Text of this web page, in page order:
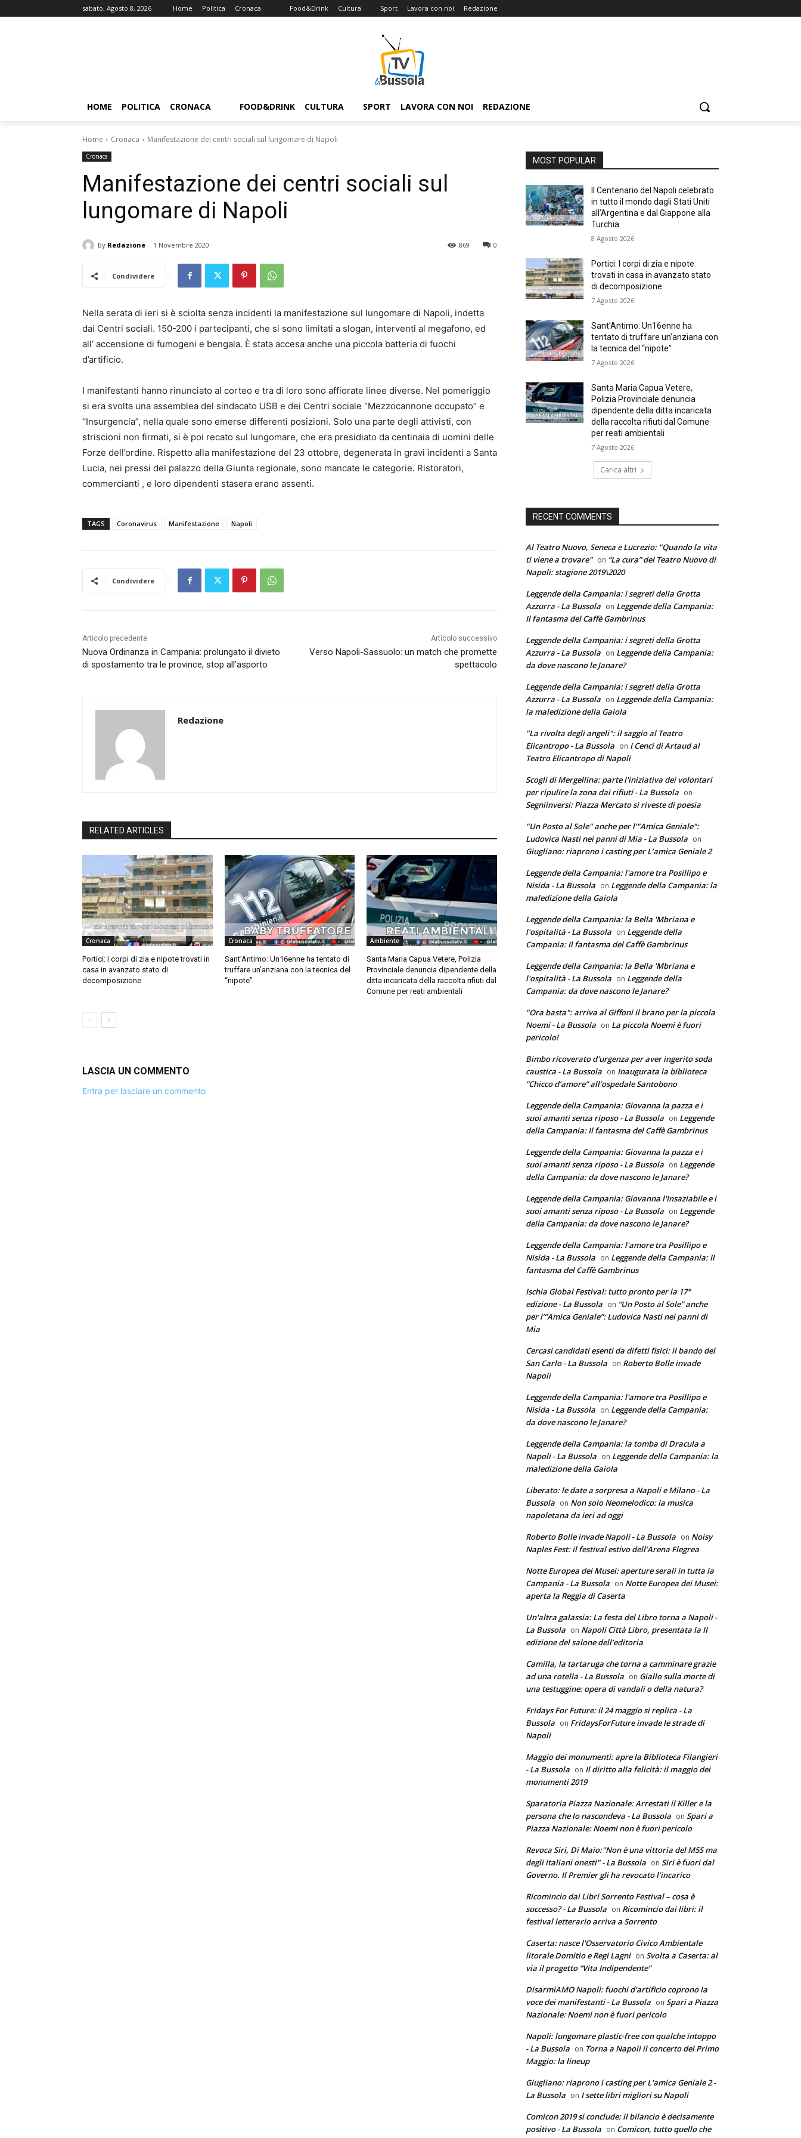
sabato, Agosto 8, 2026 Home Politica Cronaca Food&Drink Cultura Sport Lavora con noi Redazione
HOME POLITICA CRONACA FOOD&DRINK CULTURA SPORT LAVORA CON NOI REDAZIONE
Home Cronaca Manifestazione dei centri sociali sul lungomare di Napoli
Cronaca
Manifestazione dei centri sociali sul
lungomare di Napoli
By Redazione 1 Novembre 2020 0
869
Condividere
Nella serata di ieri si è sciolta senza incidenti la manifestazione sul lungomare di Napoli, indetta
dai Centri sociali. 150-200 i partecipanti, che si sono limitati a slogan, interventi al megafono, ed
all’ accensione di fumogeni e bengala. È stata accesa anche una piccola batteria di fuochi
d’artificio.
I manifestanti hanno rinunciato al corteo e tra di loro sono affiorate linee diverse. Nel pomeriggio
si era svolta una assemblea del sindacato USB e dei Centri sociale “Mezzocannone occupato” e
“Insurgencia”, nella quale sono emerse differenti posizioni. Solo una parte degli attivisti, con
striscioni non firmati, si è poi recato sul lungomare, che era presidiato da centinaia di uomini delle
Forze dell’ordine. Rispetto alla manifestazione del 23 ottobre, degenerata in gravi incidenti a Santa
Lucia, nei pressi del palazzo della Giunta regionale, sono mancate le categorie. Ristoratori,
commercianti , e loro dipendenti stasera erano assenti.
TAGS Coronavirus Manifestazione Napoli
Condividere
Articolo precedente
Nuova Ordinanza in Campania: prolungato il divieto
di spostamento tra le province, stop all’asporto
Articolo successivo
Verso Napoli-Sassuolo: un match che promette
spettacolo
Redazione
RELATED ARTICLES
Cronaca
Portici: I corpi di zia e nipote trovati in
casa in avanzato stato di
decomposizione
Cronaca
Sant’Antimo: Un16enne ha tentato di
truffare un’anziana con la tecnica del
“nipote”
Ambiente
Santa Maria Capua Vetere, Polizia
Provinciale denuncia dipendente della
ditta incaricata della raccolta rifiuti dal
Comune per reati ambientali
LASCIA UN COMMENTO
Entra per lasciare un commento
MOST POPULAR
Il Centenario del Napoli celebrato
in tutto il mondo dagli Stati Uniti
all’Argentina e dal Giappone alla
Turchia
8 Agosto 2026
Portici: I corpi di zia e nipote
trovati in casa in avanzato stato
di decomposizione
7 Agosto 2026
Sant’Antimo: Un16enne ha
tentato di truffare un’anziana con
la tecnica del “nipote”
7 Agosto 2026
Santa Maria Capua Vetere,
Polizia Provinciale denuncia
dipendente della ditta incaricata
della raccolta rifiuti dal Comune
per reati ambientali
7 Agosto 2026
Carica altri
RECENT COMMENTS
Al Teatro Nuovo, Seneca e Lucrezio: "Quando la vita
ti viene a trovare" on “La cura” del Teatro Nuovo di
Napoli: stagione 2019\2020
Leggende della Campania: i segreti della Grotta
Azzurra - La Bussola on Leggende della Campania:
Il fantasma del Caffè Gambrinus
Leggende della Campania: i segreti della Grotta
Azzurra - La Bussola on Leggende della Campania:
da dove nascono le Janare?
Leggende della Campania: i segreti della Grotta
Azzurra - La Bussola on Leggende della Campania:
la maledizione della Gaiola
"La rivolta degli angeli": il saggio al Teatro
Elicantropo - La Bussola on I Cenci di Artaud al
Teatro Elicantropo di Napoli
Scogli di Mergellina: parte l'iniziativa dei volontari
per ripulire la zona dai rifiuti - La Bussola on
Segniinversi: Piazza Mercato si riveste di poesia
"Un Posto al Sole" anche per l’"Amica Geniale":
Ludovica Nasti nei panni di Mia - La Bussola on
Giugliano: riaprono i casting per L’amica Geniale 2
Leggende della Campania: l'amore tra Posillipo e
Nisida - La Bussola on Leggende della Campania: la
maledizione della Gaiola
Leggende della Campania: la Bella 'Mbriana e
l'ospitalità - La Bussola on Leggende della
Campania: Il fantasma del Caffè Gambrinus
Leggende della Campania: la Bella 'Mbriana e
l'ospitalità - La Bussola on Leggende della
Campania: da dove nascono le Janare?
"Ora basta": arriva al Giffoni il brano per la piccola
Noemi - La Bussola on La piccola Noemi è fuori
pericolo!
Bimbo ricoverato d'urgenza per aver ingerito soda
caustica - La Bussola on Inaugurata la biblioteca
“Chicco d’amore” all’ospedale Santobono
Leggende della Campania: Giovanna la pazza e i
suoi amanti senza riposo - La Bussola on Leggende
della Campania: Il fantasma del Caffè Gambrinus
Leggende della Campania: Giovanna la pazza e i
suoi amanti senza riposo - La Bussola on Leggende
della Campania: da dove nascono le Janare?
Leggende della Campania: Giovanna l'Insaziabile e i
suoi amanti senza riposo - La Bussola on Leggende
della Campania: da dove nascono le Janare?
Leggende della Campania: l'amore tra Posillipo e
Nisida - La Bussola on Leggende della Campania: Il
fantasma del Caffè Gambrinus
Ischia Global Festival: tutto pronto per la 17°
edizione - La Bussola on “Un Posto al Sole” anche
per l’”Amica Geniale”: Ludovica Nasti nei panni di
Mia
Cercasi candidati esenti da difetti fisici: il bando del
San Carlo - La Bussola on Roberto Bolle invade
Napoli
Leggende della Campania: l'amore tra Posillipo e
Nisida - La Bussola on Leggende della Campania:
da dove nascono le Janare?
Leggende della Campania: la tomba di Dracula a
Napoli - La Bussola on Leggende della Campania: la
maledizione della Gaiola
Liberato: le date a sorpresa a Napoli e Milano - La
Bussola on Non solo Neomelodico: la musica
napoletana da ieri ad oggi
Roberto Bolle invade Napoli - La Bussola on Noisy
Naples Fest: il festival estivo dell’Arena Flegrea
Notte Europea dei Musei: aperture serali in tutta la
Campania - La Bussola on Notte Europea dei Musei:
aperta la Reggia di Caserta
Un'altra galassia: La festa del Libro torna a Napoli -
La Bussola on Napoli Città Libro, presentata la II
edizione del salone dell’editoria
Camilla, la tartaruga che torna a camminare grazie
ad una rotella - La Bussola on Giallo sulla morte di
una testuggine: opera di vandali o della natura?
Fridays For Future: il 24 maggio si replica - La
Bussola on FridaysForFuture invade le strade di
Napoli
Maggio dei monumenti: apre la Biblioteca Filangieri
- La Bussola on Il diritto alla felicità: il maggio dei
monumenti 2019
Sparatoria Piazza Nazionale: Arrestati il Killer e la
persona che lo nascondeva - La Bussola on Spari a
Piazza Nazionale: Noemi non è fuori pericolo
Revoca Siri, Di Maio:"Non è una vittoria del M5S ma
degli italiani onesti" - La Bussola on Siri è fuori dal
Governo. Il Premier gli ha revocato l’incarico
Ricomincio dai Libri Sorrento Festival – cosa è
successo? - La Bussola on Ricomincio dai libri: il
festival letterario arriva a Sorrento
Caserta: nasce l'Osservatorio Civico Ambientale
litorale Domitio e Regi Lagni on Svolta a Caserta: al
via il progetto “Vita Indipendente”
DisarmiAMO Napoli: fuochi d'artificio coprono la
voce dei manifestanti - La Bussola on Spari a Piazza
Nazionale: Noemi non è fuori pericolo
Napoli: lungomare plastic-free con qualche intoppo
- La Bussola on Torna a Napoli il concerto del Primo
Maggio: la lineup
Giugliano: riaprono i casting per L'amica Geniale 2 -
La Bussola on I sette libri migliori su Napoli
Comicon 2019 si conclude: il bilancio è decisamente
positivo - La Bussola on Comicon, tutto quello che